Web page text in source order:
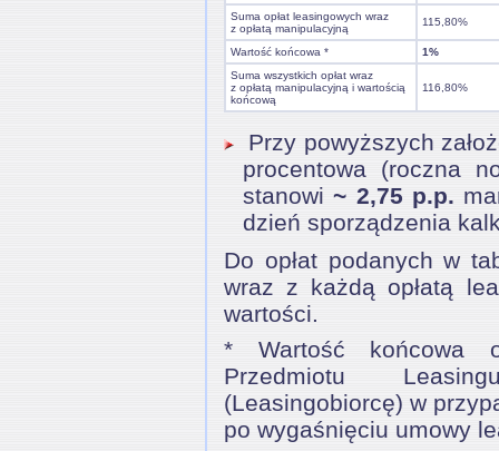
Suma opłat leasingowych wraz
z opłatą manipulacyjną
115,80%
Wartość końcowa *
1%
Suma wszystkich opłat wraz
z opłatą manipulacyjną i wartością
końcową
116,80%
Przy powyższych
procentowa (roczna
stanowi~ 2,75 p.p.
dzień sporządzenia
Do opłat podanych w
wraz z każdą opłatą
wartości.
* Wartość końcowa
Przedmiotu
(Leasingobiorcę) w
po wygaśnięciu umowy